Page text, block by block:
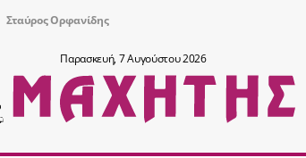
Σταύρος Ορφανίδης
Παρασκευή, 7 Αυγούστου 2026